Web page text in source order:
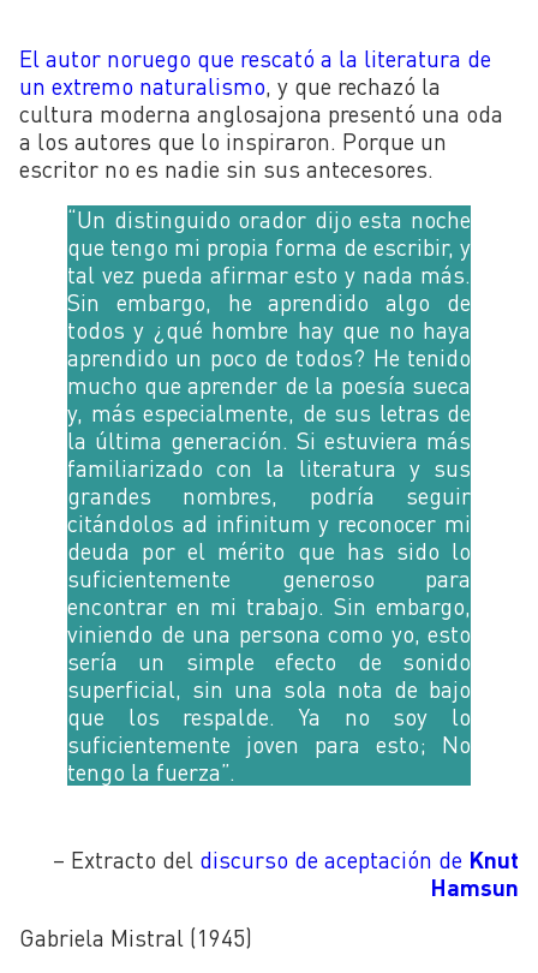
El autor noruego que rescató a la literatura de
un extremo naturalismo, y que rechazó la
cultura moderna anglosajona presentó una oda
a los autores que lo inspiraron. Porque un
escritor no es nadie sin sus antecesores.
“Un distinguido orador dijo esta noche
que tengo mi propia forma de escribir, y
tal vez pueda afirmar esto y nada más.
Sin embargo, he aprendido algo de
todos y ¿qué hombre hay que no haya
aprendido un poco de todos? He tenido
mucho que aprender de la poesía sueca
y, más especialmente, de sus letras de
la última generación. Si estuviera más
familiarizado con la literatura y sus
grandes nombres, podría seguir
citándolos ad infinitum y reconocer mi
deuda por el mérito que has sido lo
suficientemente generoso para
encontrar en mi trabajo. Sin embargo,
viniendo de una persona como yo, esto
sería un simple efecto de sonido
superficial, sin una sola nota de bajo
que los respalde. Ya no soy lo
suficientemente joven para esto; No
tengo la fuerza”.
– Extracto del discurso de aceptación de Knut
Hamsun
Gabriela Mistral (1945)